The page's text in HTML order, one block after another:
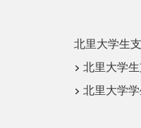
北里大学生
北里大学
北里大学